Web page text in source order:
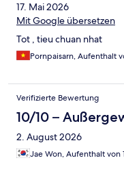
17. Mai 2026
Mit Google übersetzen
Tot , tieu chuan nhat
Pornpaisarn, Aufenthalt
Verifizierte Bewertung
10/10 –
2. August 2026
Jae Won, Aufenthalt von